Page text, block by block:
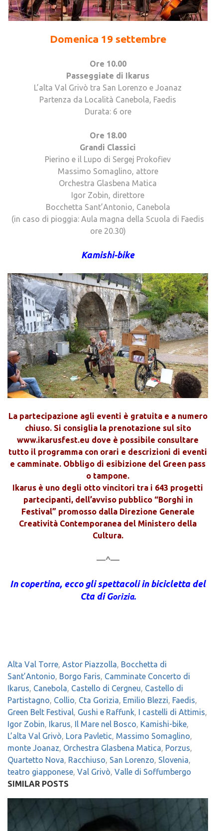
Domenica 19 settembre
Ore 10.00
Passeggiate di Ikarus
L’alta Val Grivò tra San Lorenzo e Joanaz
Partenza da Località Canebola, Faedis
Durata: 6 ore
Ore 18.00
Grandi Classici
Pierino e il Lupo di Sergej Prokofiev
Massimo Somaglino, attore
Orchestra Glasbena Matica
Igor Zobin, direttore
Bocchetta Sant’Antonio, Canebola
(in caso di pioggia: Aula magna della Scuola di Faedis
ore 20.30)
Kamishi-bike
La partecipazione agli eventi è gratuita e a numero
chiuso. Si consiglia la prenotazione sul sito
www.ikarusfest.eu dove è possibile consultare
tutto il programma con orari e descrizioni di eventi
e camminate. Obbligo di esibizione del Green pass
o tampone.
Ikarus è uno degli otto vincitori tra i 643 progetti
partecipanti, dell’avviso pubblico “Borghi in
Festival” promosso dalla Direzione Generale
Creatività Contemporanea del Ministero della
Cultura.
—^—
In copertina, ecco gli spettacoli in bicicletta del
Cta di Gorizia.
Alta Val Torre, Astor Piazzolla, Bocchetta di
Sant’Antonio, Borgo Faris, Camminate Concerto di
Ikarus, Canebola, Castello di Cergneu, Castello di
Partistagno, Collio, Cta Gorizia, Emilio Blezzi, Faedis,
Green Belt Festival, Gushi e Raffunk, I castelli di Attimis,
Igor Zobin, Ikarus, Il Mare nel Bosco, Kamishi-bike,
L’alta Val Grivò, Lora Pavletic, Massimo Somaglino,
monte Joanaz, Orchestra Glasbena Matica, Porzus,
Quartetto Nova, Racchiuso, San Lorenzo, Slovenia,
teatro giapponese, Val Grivò, Valle di Soffumbergo
SIMILAR POSTS